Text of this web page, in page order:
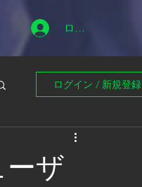
ログイン
ログイン / 新規登録
ザ